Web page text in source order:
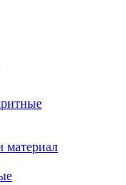
материал